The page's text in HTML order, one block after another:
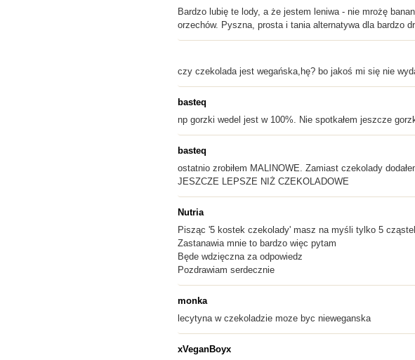
Bardzo lubię te lody, a że jestem leniwa - nie mrożę
orzechów. Pyszna, prosta i tania alternatywa dla bardzo
czy czekolada jest wegańska,hę? bo jakoś mi się nie
basteq
np gorzki wedel jest w 100%. Nie spotkałem jeszcze
basteq
ostatnio zrobiłem MALINOWE. Zamiast czekolady
JESZCZE LEPSZE NIŻ CZEKOLADOWE
Nutria
Pisząc '5 kostek czekolady' masz na myśli tylko 5
Zastanawia mnie to bardzo więc pytam
Będe wdzięczna za odpowiedz
Pozdrawiam serdecznie
monka
lecytyna w czekoladzie moze byc nieweganska
xVeganBoyx